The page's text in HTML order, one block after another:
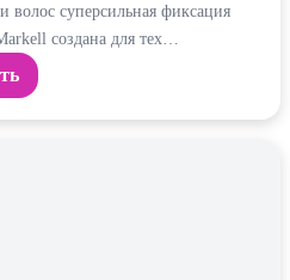
суперсильная фиксация
создана для тех…